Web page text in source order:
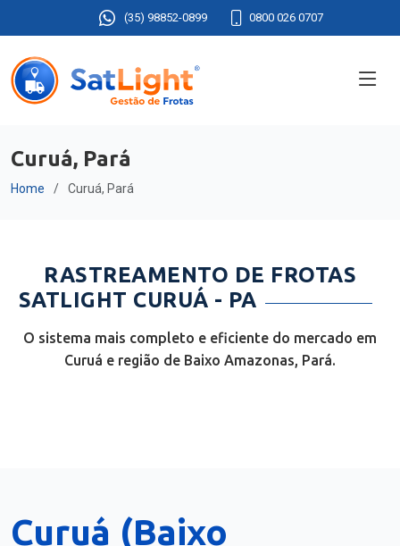
(35) 98852-0899 0800 026 0707
Curuá, Pará
Home Curuá, Pará
RASTREAMENTO DE FROTAS
SATLIGHT CURUÁ - PA
O sistema mais completo e eficiente do mercado em
Curuá e região de Baixo Amazonas, Pará.
Curuá (Baixo